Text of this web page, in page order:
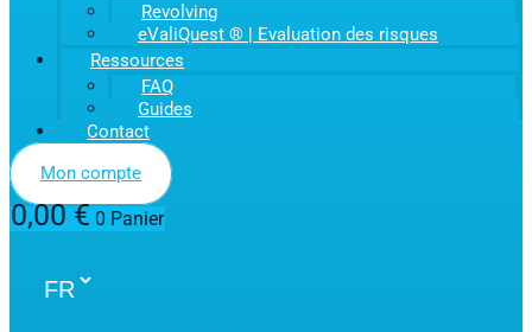
Revolving
eValiQuest ® | Evaluation des risques
Ressources
FAQ
Guides
Contact
Mon compte
0,00€ 0 Panier